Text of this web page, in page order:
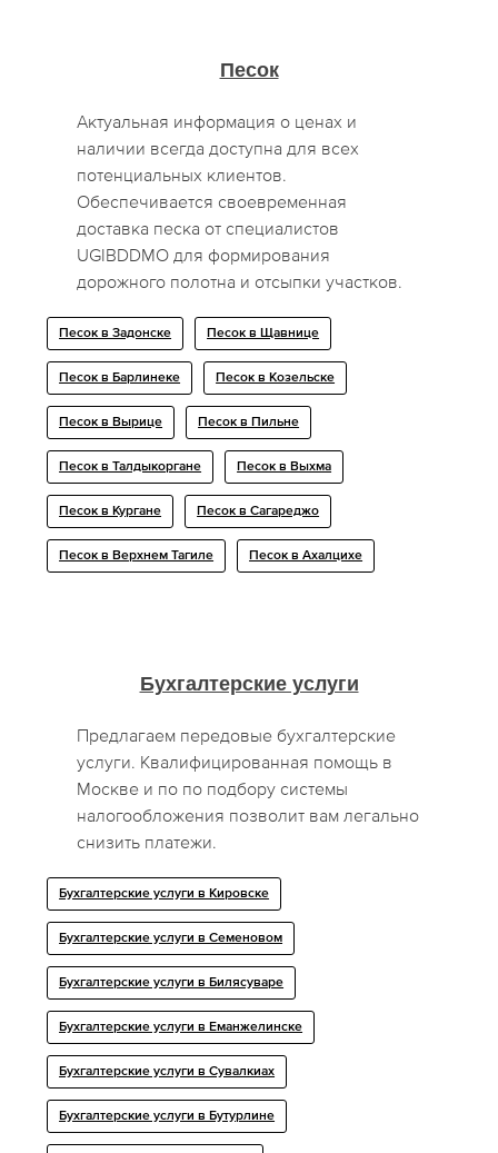
Песок
Актуальная информация о ценах и
наличии всегда доступна для всех
потенциальных клиентов.
Обеспечивается своевременная
доставка песка от специалистов
UGIBDDMO для формирования
дорожного полотна и отсыпки участков.
Песок в Задонске Песок в Щавнице
Песок в Барлинеке Песок в Козельске
Песок в Вырице Песок в Пильне
Песок в Талдыкоргане Песок в Выхма
Песок в Кургане Песок в Сагареджо
Песок в Верхнем Тагиле Песок в Ахалцихе
Бухгалтерские услуги
Предлагаем передовые бухгалтерские
услуги. Квалифицированная помощь в
Москве и по по подбору системы
налогообложения позволит вам легально
снизить платежи.
Бухгалтерские услуги в Кировске
Бухгалтерские услуги в Семеновом
Бухгалтерские услуги в Билясуваре
Бухгалтерские услуги в Еманжелинске
Бухгалтерские услуги в Сувалкиах
Бухгалтерские услуги в Бутурлине